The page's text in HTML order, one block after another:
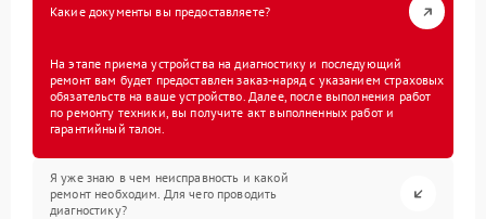
Какие документы вы предоставляете?
На этапе приема устройства на диагностику и последующий
ремонт вам будет предоставлен заказ-наряд с указанием страховых
обязательств на ваше устройство. Далее, после выполнения работ
по ремонту техники, вы получите акт выполненных работ и
гарантийный талон.
Я уже знаю в чем неисправность и какой
ремонт необходим. Для чего проводить
диагностику?